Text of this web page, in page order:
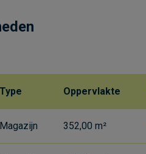
Type Oppervlakte
Magazijn 352,00 m²